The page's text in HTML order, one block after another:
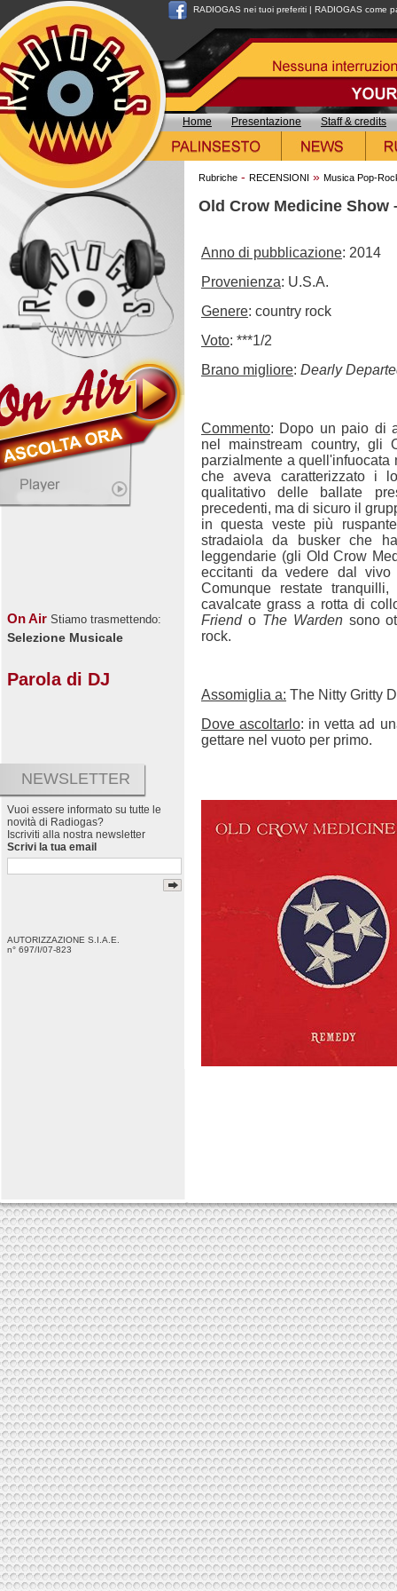
RADIOGAS nei tuoi preferiti | RADIOGAS come
Home Presentazione Staff & credits
On Air Stiamo trasmettendo:
Selezione Musicale
Parola di DJ
NEWSLETTER
Vuoi essere informato su tutte le
novità di Radiogas?
Iscriviti alla nostra newsletter
Scrivi la tua email
AUTORIZZAZIONE S.I.A.E.
n° 697/I/07-823
Rubriche - RECENSIONI » Musica Pop-
Old Crow Medicine Show
Anno di pubblicazione: 2014
Provenienza: U.S.A.
Genere: country rock
Voto: ***1/2
Brano migliore: Dearly
Commento: Dopo un paio di
nel mainstream country, gli
parzialmente a quell'infuocata
che aveva caratterizzato i
qualitativo delle ballate
precedenti, ma di sicuro il
in questa veste più
stradaiola da busker che
leggendarie (gli Old Crow
eccitanti da vedere dal
Comunque restate
cavalcate grass a rotta di
Friendo The Wardensono
rock.
Assomiglia a: The Nitty Gritty
Dove ascoltarlo: in vetta ad
gettare nel vuoto per primo.